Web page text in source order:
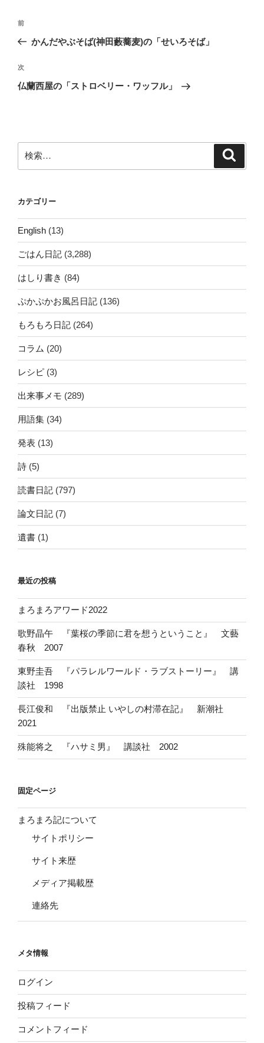
投
ビ
ゲ
ン
前
の
稿
前
かんだやぶそば(神田藪蕎麦)の「せいろそば」
次
の
次
仏蘭西屋の「ストロベリー・ワッフル」
索:
カテゴリー
English (13)
ごはん日記 (3,288)
はしり書き (84)
ぷかぷかお風呂日記 (136)
もろもろ日記 (264)
コラム (20)
レシピ (3)
出来事メモ (289)
用語集 (34)
発表 (13)
詩 (5)
読書日記 (797)
論文日記 (7)
遺書 (1)
最近の投稿
まろまろアワード2022
歌野晶午 『葉桜の季節に君を想うということ』 文藝
春秋 2007
東野圭吾 『パラレルワールド・ラブストーリー』 講
談社 1998
長江俊和 『出版禁止 いやしの村滞在記』 新潮社
2021
殊能将之 『ハサミ男』 講談社 2002
固定ページ
まろまろ記について
サイトポリシー
サイト来歴
メディア掲載歴
連絡先
メタ情報
ログイン
投稿フィード
コメントフィード